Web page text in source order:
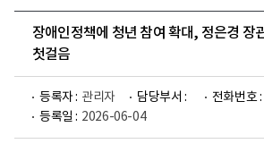
장애인정책에 청년 참여 확대, 정은경 장
첫걸음
등록자 : 관리자 담당부서 : 전화번호 :
등록일 : 2026-06-04